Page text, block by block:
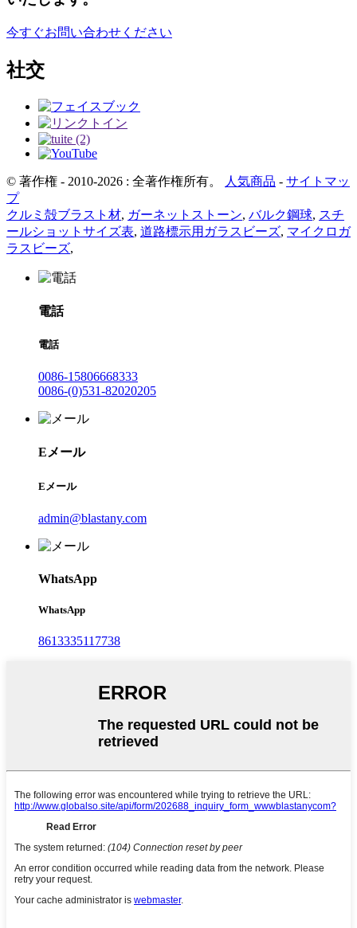
今すぐお問い合わせください
社交
© 著作権 - 2010-2026 : 全著作権所有。 人気商品 - サイトマッ
プ
クルミ殻ブラスト材, ガーネットストーン, バルク鋼球, スチ
ールショットサイズ表, 道路標示用ガラスビーズ, マイクロガ
ラスビーズ,
電話
電話
0086-15806668333
0086-(0)531-82020205
Eメール
Eメール
admin@blastany.com
WhatsApp
WhatsApp
8613335117738